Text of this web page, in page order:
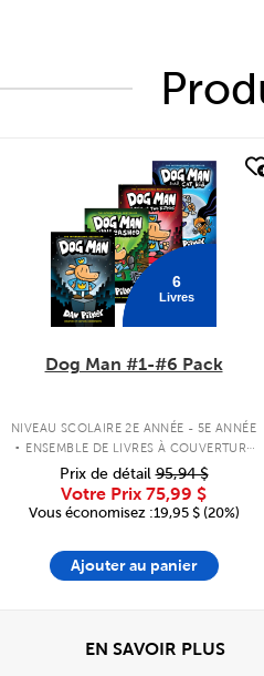
6
Livres
Dog Man #1-#6 Pack
NIVEAU SCOLAIRE 2E ANNÉE - 5E ANNÉE
. ENSEMBLE DE LIVRES À COUVERTURE
RIGIDE
Prix de détail95,94 $
Votre Prix 75,99 $
Vous économisez :19,95 $ (20%)
Ajouter au panier
EN SAVOIR PLUSView